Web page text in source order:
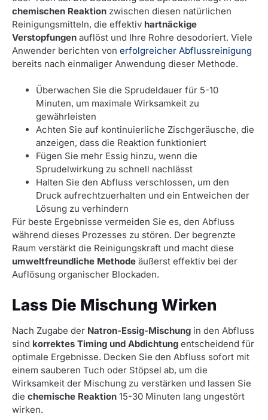
chemischen Reaktion zwischen diesen natürlichen
Reinigungsmitteln, die effektiv hartnäckige
Verstopfungen auflöst und Ihre Rohre desodoriert. Viele
Anwender berichten von erfolgreicher Abflussreinigung
bereits nach einmaliger Anwendung dieser Methode.
Überwachen Sie die Sprudeldauer für 5-10
Minuten, um maximale Wirksamkeit zu
gewährleisten
Achten Sie auf kontinuierliche Zischgeräusche, die
anzeigen, dass die Reaktion funktioniert
Fügen Sie mehr Essig hinzu, wenn die
Sprudelwirkung zu schnell nachlässt
Halten Sie den Abfluss verschlossen, um den
Druck aufrechtzuerhalten und ein Entweichen der
Lösung zu verhindern
Für beste Ergebnisse vermeiden Sie es, den Abfluss
während dieses Prozesses zu stören. Der begrenzte
Raum verstärkt die Reinigungskraft und macht diese
umweltfreundliche Methode äußerst effektiv bei der
Auflösung organischer Blockaden.
Lass Die Mischung Wirken
Nach Zugabe der Natron-Essig-Mischung in den Abfluss
sind korrektes Timing und Abdichtung entscheidend für
optimale Ergebnisse. Decken Sie den Abfluss sofort mit
einem sauberen Tuch oder Stöpsel ab, um die
Wirksamkeit der Mischung zu verstärken und lassen Sie
die chemische Reaktion 15-30 Minuten lang ungestört
wirken.